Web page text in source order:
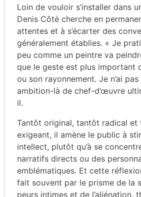
Loin de vouloir s’installer dans
Denis Côté cherche en
attentes et à s’écarter des
généralement établies. « Je
peu comme un peintre va
que le geste est plus important
ou son rayonnement. Je n’ai
ambition-là de chef-d’œuvre
il.
Tantôt original, tantôt radical et
exigeant, il amène le public à
intellect, plutôt qu’à se
narratifs directs ou des
emblématiques. Et cette
fait souvent par le prisme de la
peurs intimes et de l’aliénation,